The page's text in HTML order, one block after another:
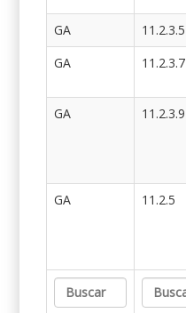
GA
11.2.3.5
GA
11.2.3.7
GA
11.2.3.9
GA
11.2.5